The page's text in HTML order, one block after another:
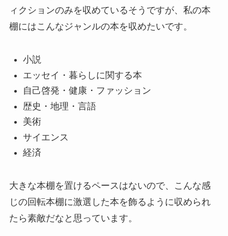
ィクションのみを収めているそうですが、私の本
棚にはこんなジャンルの本を収めたいです。
小説
エッセイ・暮らしに関する本
自己啓発・健康・ファッション
歴史・地理・言語
美術
サイエンス
経済
大きな本棚を置けるペースはないので、こんな感
じの回転本棚に激選した本を飾るように収められ
たら素敵だなと思っています。